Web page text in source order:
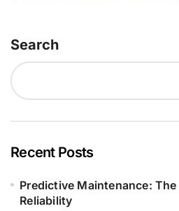
Search
Recent Posts
Predictive Maintenance:
Reliability